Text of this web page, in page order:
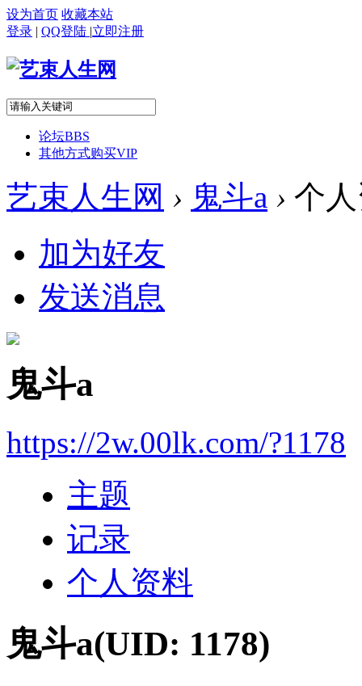
设为首页 收藏本站
登录 | QQ登陆 |立即注册
论坛BBS
其他方式购买VIP
艺束人生网 › 鬼斗a › 个
加为好友
发送消息
鬼斗a
https://2w.00lk.com/?1178
主题
记录
个人资料
鬼斗a(UID: 1178)